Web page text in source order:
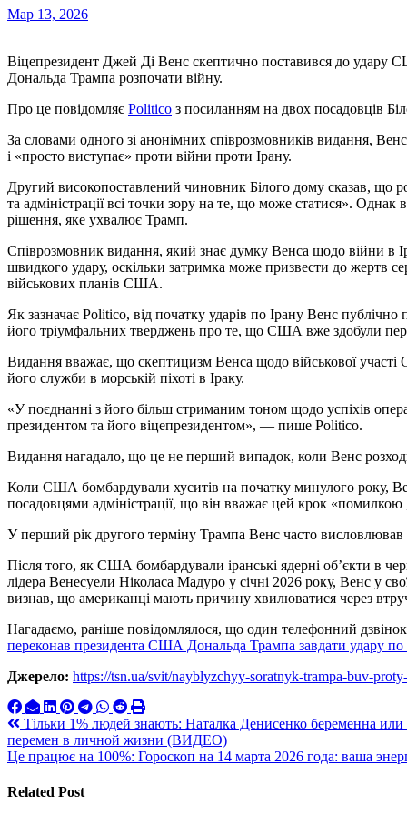
Мар 13, 2026
Віцепрезидент Джей Ді Венс скептично поставився до удару США по Ірану напередодні рішення президента
Дональда Трампа розпочати війну.
Про це повідомляє Politico з посиланням на двох посадовців
За словами одного зі анонімних співрозмовників видання,
і «просто виступає» проти війни проти Ірану.
Другий високопоставлений чиновник Білого дому сказав, що
та адміністрації всі точки зору на те, що може статися».
рішення, яке ухвалює Трамп.
Співрозмовник видання, який знає думку Венса щодо війни в
швидкого удару, оскільки затримка може призвести до жертв
військових планів США.
Як зазначає Politico, від початку ударів по Ірану Венс
його тріумфальних тверджень про те, що США вже здобули
Видання вважає, що скептицизм Венса щодо військової
його служби в морській піхоті в Іраку.
«У поєднанні з його більш стриманим тоном щодо успіхів
президентом та його віцепрезидентом», — пише Politico.
Видання нагадало, що це не перший випадок, коли Венс
Коли США бомбардували хуситів на початку минулого року,
посадовцями адміністрації, що він вважає цей крок «помилкою
У перший рік другого терміну Трампа Венс часто
Після того, як США бомбардували іранські ядерні об’єкти в
лідера Венесуели Ніколаса Мадуро у січні 2026 року, Венс у
визнав, що американці мають причину хвилюватися через
Нагадаємо, раніше повідомлялося, що один телефонний дзвінок
переконав президента США Дональда Трампа завдати удару по
Джерело: https://tsn.ua/svit/nayblyzchyy-soratnyk-trampa-buv-
Навигация
по
Тільки 1% людей знають: Наталка Денисенко беременна или
перемен в личной жизни (ВИДЕО)
Це працює на 100%: Гороскоп на 14 марта 2026 года: ваша
Related Post